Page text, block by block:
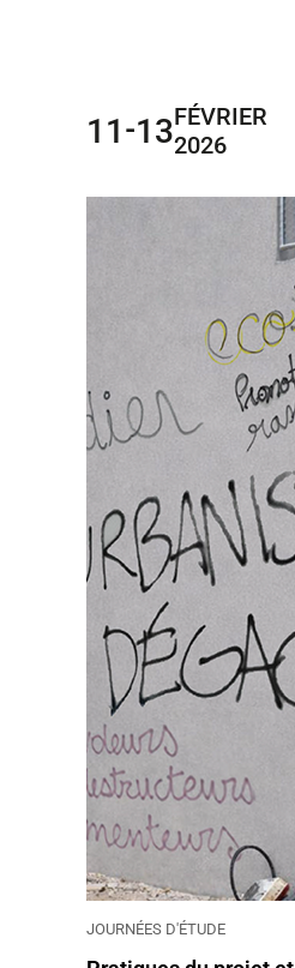
11 -13FÉVRIER
2026
JOURNÉES D'ÉTUDE